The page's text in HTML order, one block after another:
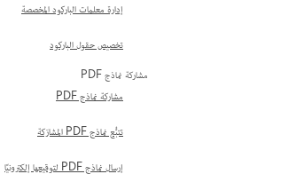
إدارة معلمات الباركود المخصصة
تخصيص حقول الباركود
مشاركة نماذج PDF
مشاركة نماذج PDF
تتبُّع نماذج PDF المشارَكة
إرسال نماذج PDF لتوقيعها إلكترونيًا